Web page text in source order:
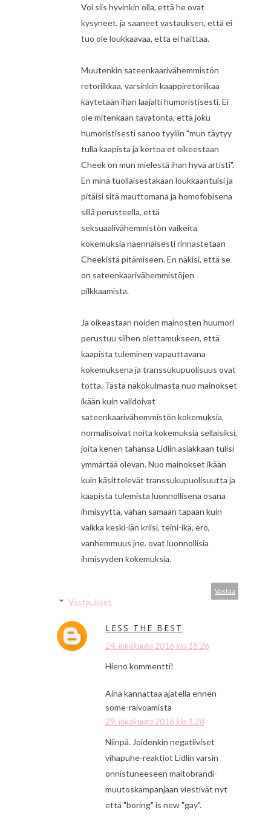
Voi siis hyvinkin olla, että he ovat
kysyneet, ja saaneet vastauksen, että ei
tuo ole loukkaavaa, että ei haittaa.
Muutenkin sateenkaarivähemmistön
retoriikkaa, varsinkin kaappiretoriikaa
käytetään ihan laajalti humoristisesti. Ei
ole mitenkään tavatonta, että joku
humoristisesti sanoo tyyliin "mun täytyy
tulla kaapista ja kertoa et oikeestaan
Cheek on mun mielestä ihan hyvä artisti".
En minä tuollaisestakaan loukkaantuisi ja
pitäisi sitä mauttomana ja homofobisena
sillä perusteella, että
seksuaalivähemmistön vaikeita
kokemuksia näennäisesti rinnastetaan
Cheekistä pitämiseen. En näkisi, että se
on sateenkaarivähemmistöjen
pilkkaamista.
Ja oikeastaan noiden mainosten huumori
perustuu siihen olettamukseen, että
kaapista tuleminen vapauttavana
kokemuksena ja transsukupuolisuus ovat
totta. Tästä näkökulmasta nuo mainokset
ikään kuin validoivat
sateenkaarivähemmistön kokemuksia,
normalisoivat noita kokemuksia sellaisiksi,
joita kenen tahansa Lidlin asiakkaan tulisi
ymmärtää olevan. Nuo mainokset ikään
kuin käsittelevät transsukupuolisuutta ja
kaapista tulemista luonnollisena osana
ihmisyyttä, vähän samaan tapaan kuin
vaikka keski-iän kriisi, teini-ikä, ero,
vanhemmuus jne. ovat luonnollisia
ihmisyyden kokemuksia.
Vastaa
Vastaukset
LESS THE BEST
24. lokakuuta 2016 klo 18.26
Hieno kommentti!
Aina kannattaa ajatella ennen
some-raivoamista
29. lokakuuta 2016 klo 1.28
Niinpä. Joidenkin negatiiviset
vihapuhe-reaktiot Lidlin varsin
onnistuneeseen maitobrändi-
muutoskampanjaan viestivät nyt
että "boring" is new "gay".